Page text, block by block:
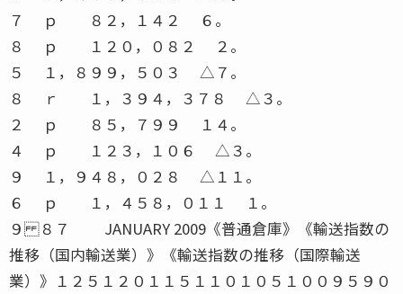
７ ｐ ８２，１４２ ６。
８ ｐ １２０，０８２ ２。
５ １，８９９，５０３ △７。
８ ｒ １，３９４，３７８ △３。
２ ｐ ８５，７９９ １４。
４ ｐ １２３，１０６ △３。
９ １，９４８，０２８ △１１。
６ ｐ １，４５８，０１１ １。
９ ８７ JANUARY 2009《普通倉庫》《輸送指数の
推移（国内輸送業）》《輸送指数の推移（国際輸送
業）》１２５１２０１１５１１０１０５１００９５９０